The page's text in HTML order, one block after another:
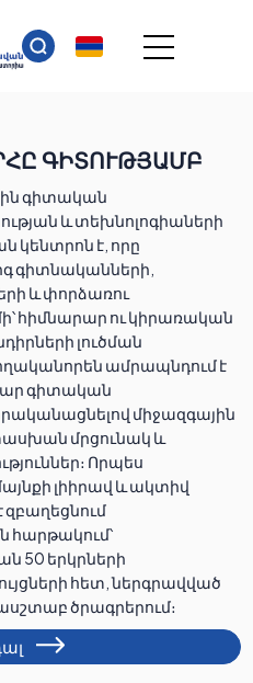
ԳԻՏՈՒԹՅԱՄԲ
գիտական
և տեխնոլոգիաների
է, որը
գիտնականների,
և փորձառու
հիմնարար ու կիրառական
լուծման
ամրապնդում է
գիտական
միջազգային
մրցունակ և
Որպես
լիիրավ և ակտիվ
50 երկրների
հետ, ներգրավված
ծրագրերում։